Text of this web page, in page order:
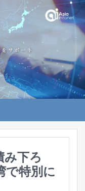
て
み下ろ
で特別に